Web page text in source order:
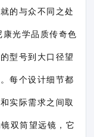
的与众不同之处
光学品质传奇色
型号到大口径望
每个设计细节都
实际需求之间取
双筒望远镜，它